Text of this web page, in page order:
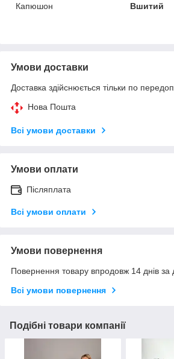
Капюшон
Вшитий
Умови доставки
Доставка здійснюється тільки по
Нова Пошта
Всі умови доставки
Умови оплати
Післяплата
Всі умови оплати
Умови повернення
Повернення товару впродовж 14 днів за
Всі умови повернення
Подібні товари компанії